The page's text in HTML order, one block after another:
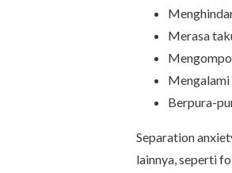
Merasa
Berpura-
Separation
lainnya, seperti